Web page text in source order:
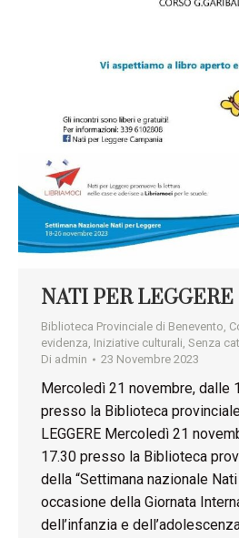
NATI PER LEGGERE
Biblioteca Provinciale di Benevento,
evidenza, Iniziative culturali, Senza
Di admin 23 Novembre 2023
Mercoledì 21 novembre, dalle
presso la Biblioteca
LEGGERE Mercoledì 21
17.30 presso la Biblioteca
della “Settimana nazionale
occasione della Giornata
dell’infanzia e